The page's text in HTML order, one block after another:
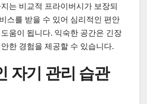
는 비교적 프라이버시가 보장되
스를 받을 수 있어 심리적인 편안
움이 됩니다. 익숙한 공간은 긴장
한 경험을 제공할 수 있습니다.
자기 관리 습관